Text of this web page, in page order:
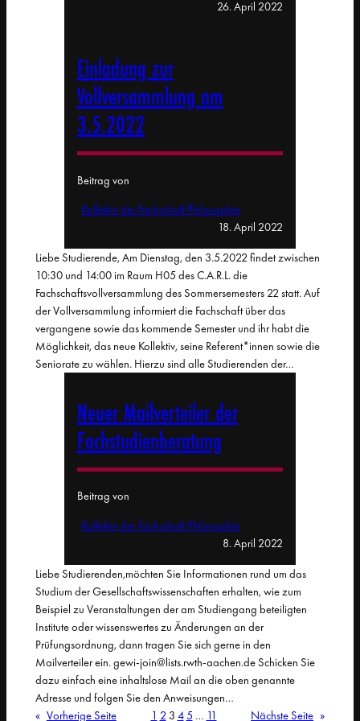
26. April 2022
Einladung zur
Vollversammlung am
3.5.2022
Beitrag von
Kollektiv der Fachschaft Philosophie
18. April 2022
Liebe Studierende, Am Dienstag, den 3.5.2022 findet zwischen
10:30 und 14:00 im Raum H05 des C.A.R.L. die
Fachschaftsvollversammlung des Sommersemesters 22 statt. Auf
der Vollversammlung informiert die Fachschaft über das
vergangene sowie das kommende Semester und ihr habt die
Möglichkeit, das neue Kollektiv, seine Referent*innen sowie die
Seniorate zu wählen. Hierzu sind alle Studierenden der…
Neuer Mailverteiler der
Fachstudienberatung
Beitrag von
Kollektiv der Fachschaft Philosophie
8. April 2022
Liebe Studierenden,möchten Sie Informationen rund um das
Studium der Gesellschaftswissenschaften erhalten, wie zum
Beispiel zu Veranstaltungen der am Studiengang beteiligten
Institute oder wissenswertes zu Änderungen an der
Prüfungsordnung, dann tragen Sie sich gerne in den
Mailverteiler ein. gewi-join@lists.rwth-aachen.de Schicken Sie
dazu einfach eine inhaltslose Mail an die oben genannte
Adresse und folgen Sie den Anweisungen…
« Vorherige Seite 1 2 3 45 … 11 Nächste Seite »